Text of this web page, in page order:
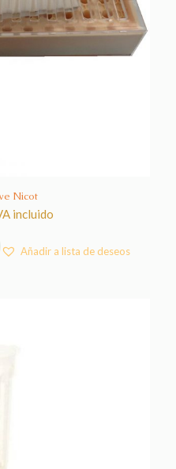
Nicot
incluido
Añadir a lista de deseos